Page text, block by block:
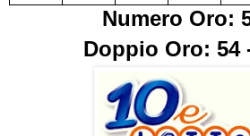
Numero Oro:
Doppio Oro: 54